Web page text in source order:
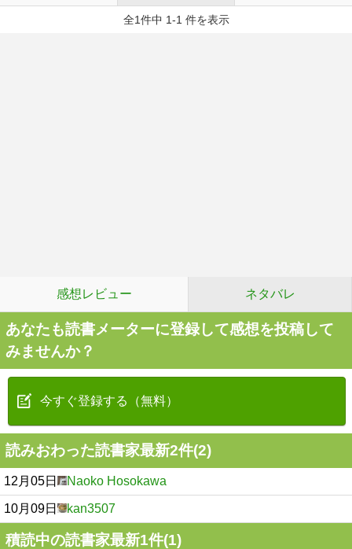
全1件中 1-1 件を表示
感想レビュー ネタバレ
あなたも読書メーターに登録して感想を投稿して
みませんか？
今すぐ登録する（無料）
読みおわった読書家最新2件(2)
12月05日 Naoko Hosokawa
10月09日 kan3507
積読中の読書家最新1件(1)